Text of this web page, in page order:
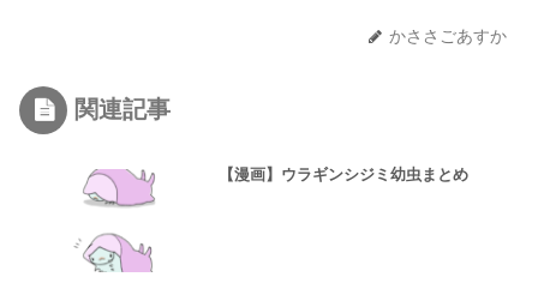
かささごあすか
関連記事
【漫画】ウラギンシジミ幼虫まとめ